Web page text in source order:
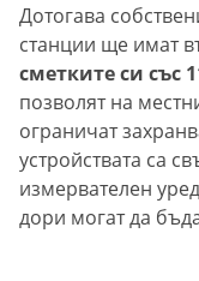
Дотогава
станции ще имат
сметките си със
позволят на
ограничат
устройствата са
измервателен
дори могат да